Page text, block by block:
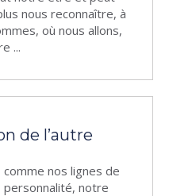
nous reconnaître, à
où nous allons,
...
de l’autre
nos lignes de
notre